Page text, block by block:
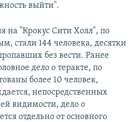
выйти".
на "Крокус Сити Холл", по
стали 144 человека, десятки
без вести. Ранее
дело о теракте, по
более 10 человек,
непосредственных
видимости, дело о
отдельно от основного